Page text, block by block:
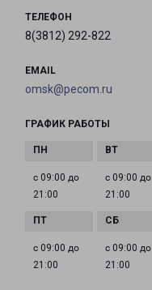
ТЕЛЕФОН
8(3812) 292-822
EMAIL
omsk@pecom.ru
ГРАФИК РАБОТЫ
с 09:00 до
21:00
с 09:00 до
21:00
с 09:00 до
21:00
с 09:00 до
21:00